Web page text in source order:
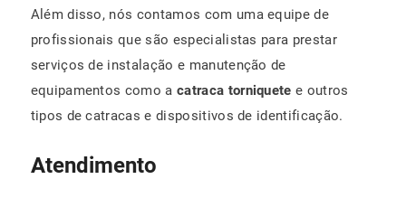
Além disso, nós contamos com uma equipe de
profissionais que são especialistas para prestar
serviços de instalação e manutenção de
equipamentos como a catraca torniquete e outros
tipos de catracas e dispositivos de identificação.
Atendimento